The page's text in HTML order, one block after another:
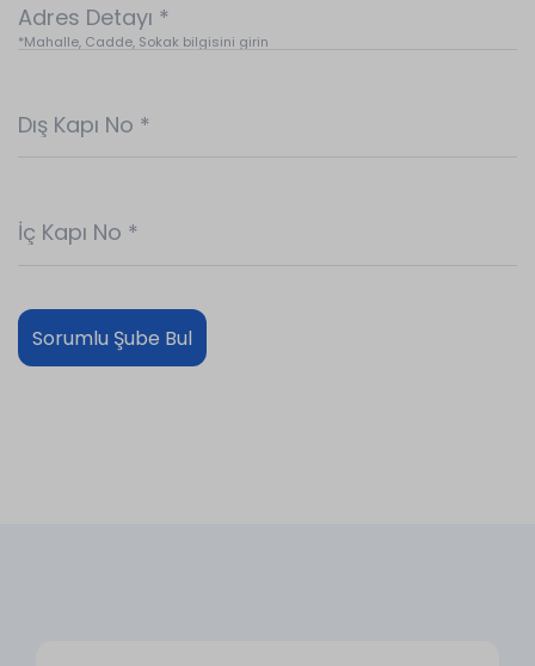
*Mahalle, Cadde, Sokak bilgisini girin
Adres Detayı *
Dış Kapı No *
İç Kapı No *
Sorumlu Şube Bul